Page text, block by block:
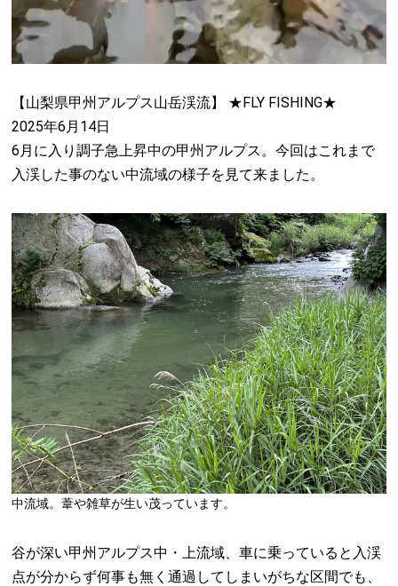
【山梨県甲州アルプス山岳渓流】 ★FLY FISHING★
2025年6月14日
6月に入り調子急上昇中の甲州アルプス。今回はこれまで
入渓した事のない中流域の様子を見て来ました。
中流域。葦や雑草が生い茂っています。
谷が深い甲州アルプス中・上流域、車に乗っていると入渓
点が分からず何事も無く通過してしまいがちな区間でも、